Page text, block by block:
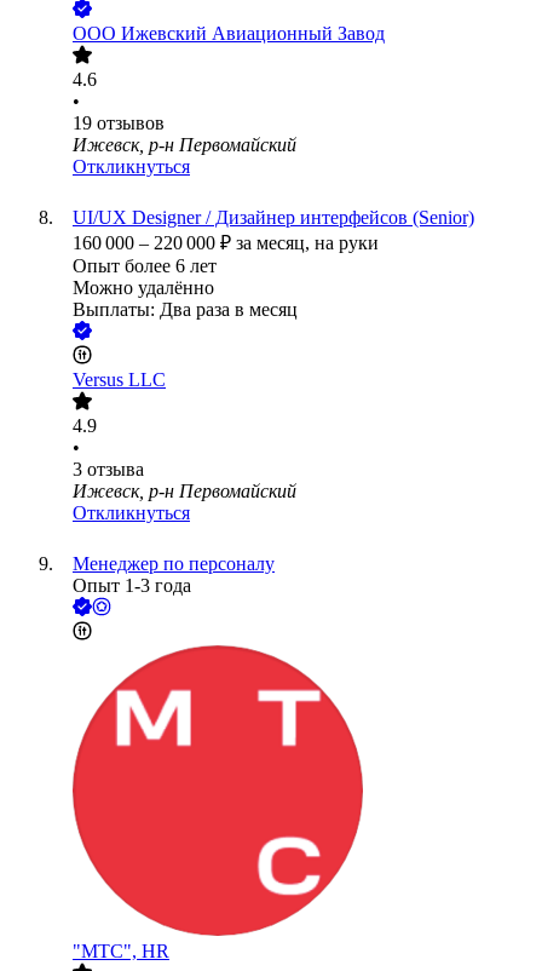
ООО Ижевский Авиационный Завод
4.6
•
19 отзывов
Ижевск, р-н Первомайский
Откликнуться
UI/UX Designer / Дизайнер интерфейсов (Senior)
160 000 – 220 000 ₽ за месяц, на руки
Опыт более 6 лет
Можно удалённо
Выплаты: Два раза в месяц
Versus LLC
4.9
•
3 отзыва
Ижевск, р-н Первомайский
Откликнуться
Менеджер по персоналу
Опыт 1-3 года
"МТС", HR